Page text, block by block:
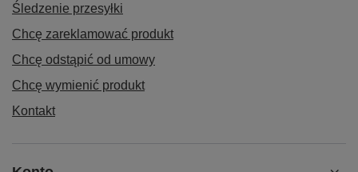
Śledzenie przesyłki
Chcę zareklamować produkt
Chcę odstąpić od umowy
Chcę wymienić produkt
Kontakt